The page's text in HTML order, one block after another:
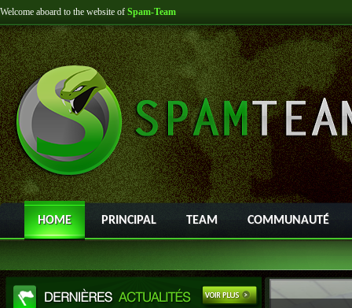
Welcome aboard to the website of Spam-Team
HOME PRINCIPAL TEAM COMMUNAUTÉ